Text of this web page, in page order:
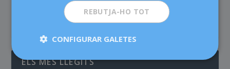
LLEGEIX-NE MÉS
ELS MÉS LLEGITS
REBUTJA-HO TOT
CONFIGURAR GALETES